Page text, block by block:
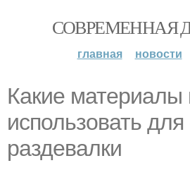
СОВРЕМЕННАЯ
главная новости
Какие
использовать
раздевалки